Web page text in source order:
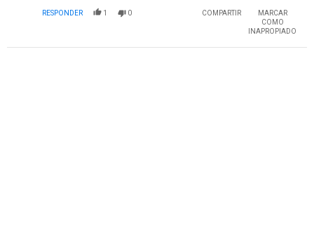
COMPRAN A LOS JUGADORES QUE COMPRO TU SOCIO
BRITOS, QUE PASA NO TENES DINERO PORQUE BRITO NO
RESPONDER 1 0 COMPARTIR
MARCAR
COMO
INAPROPIADO